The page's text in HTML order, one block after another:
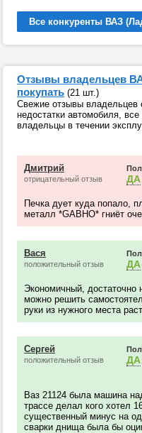
Все конкуренты ВАЗ
Отзывы владельцев
покупать (21 шт.)
Свежие отзывы владельцев
недостатки автомобиля,
владельцы в течении
Дмитрий
отрицательный отзыв ДА
Печка дует куда попало,
металл *GАВНО* гниёт
Вася
положительный отзыв ДА
Экономичный, достаточно
можно решить
руки из нужного места
Сергей
положительный отзыв ДА
Ваз 21124 была машина
трассе делал кого хотел
существенный минус на
сварки днища была бы